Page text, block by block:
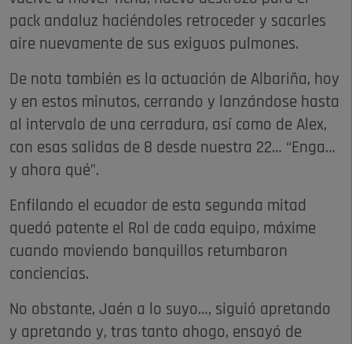
pack andaluz haciéndoles retroceder y sacarles
aire nuevamente de sus exiguos pulmones.
De nota también es la actuación de Albariña, hoy
y en estos minutos, cerrando y lanzándose hasta
al intervalo de una cerradura, así como de Alex,
con esas salidas de 8 desde nuestra 22… “Enga…
y ahora qué”.
Enfilando el ecuador de esta segunda mitad
quedó patente el Rol de cada equipo, máxime
cuando moviendo banquillos retumbaron
conciencias.
No obstante, Jaén a lo suyo…, siguió apretando
y apretando y, tras tanto ahogo, ensayó de